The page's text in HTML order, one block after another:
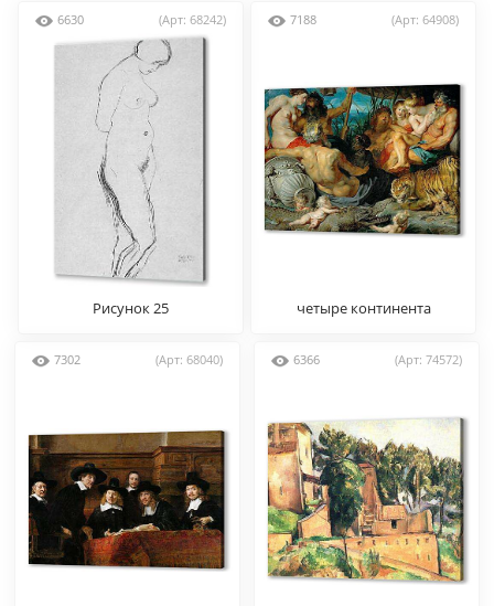
6630 (Арт: 68242)
Рисунок 25
7188 (Арт: 64908)
четыре континента
7302 (Арт: 68040) 6366 (Арт: 74572)